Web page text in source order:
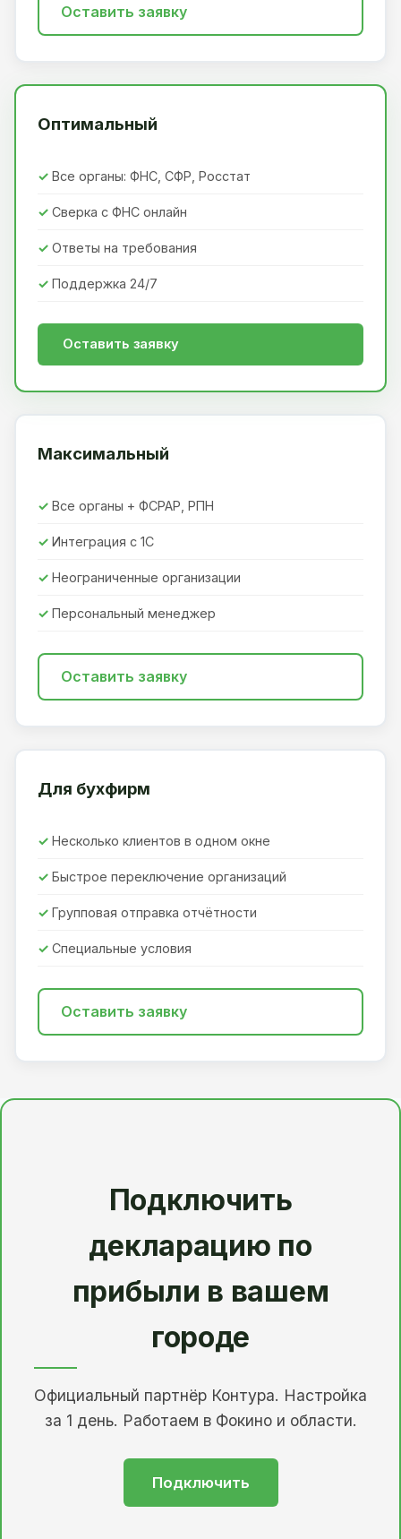
Оставить заявку
Оптимальный
Все органы: ФНС, СФР, Росстат
Сверка с ФНС онлайн
Ответы на требования
Поддержка 24/7
Оставить заявку
Максимальный
Все органы + ФСРАР, РПН
Интеграция с 1С
Неограниченные организации
Персональный менеджер
Оставить заявку
Для бухфирм
Несколько клиентов в одном окне
Быстрое переключение организаций
Групповая отправка отчётности
Специальные условия
Оставить заявку
Подключить
декларацию по
прибыли в вашем
городе
Официальный партнёр Контура. Настройка
за 1 день. Работаем в Фокино и области.
Подключить